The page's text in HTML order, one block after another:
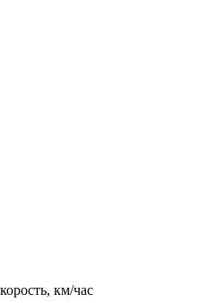
км/час